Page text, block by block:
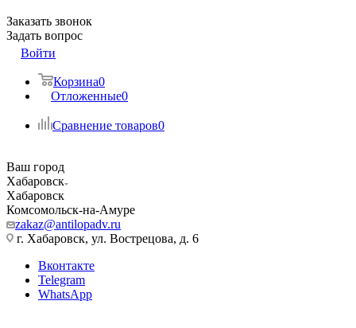
Заказать звонок
Задать вопрос
Войти
Корзина0
Отложенные0
Сравнение товаров0
Ваш город
Хабаровск
Хабаровск
Комсомольск-на-Амуре
zakaz@antilopadv.ru
г. Хабаровск, ул. Вострецова, д. 6
Вконтакте
Telegram
WhatsApp